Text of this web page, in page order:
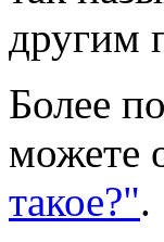
другим
Более
можете
такое?".